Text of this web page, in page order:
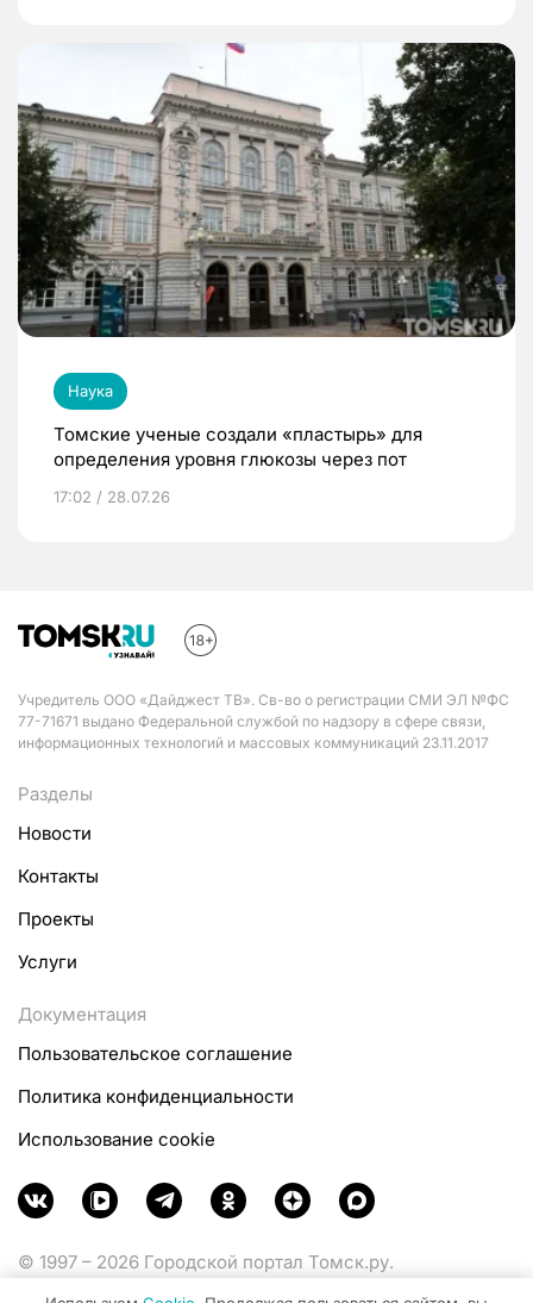
Наука
Томские ученые создали «пластырь» для
определения уровня глюкозы через пот
17:02 / 28.07.26
Учредитель ООО «Дайджест ТВ». Св-во о регистрации СМИ ЭЛ №ФС
77-71671 выдано Федеральной службой по надзору в сфере связи,
информационных технологий и массовых коммуникаций 23.11.2017
Разделы
Новости
Контакты
Проекты
Услуги
Документация
Пользовательское соглашение
Политика конфиденциальности
Использование cookie
© 1997 – 2026 Городской портал Томск.ру.